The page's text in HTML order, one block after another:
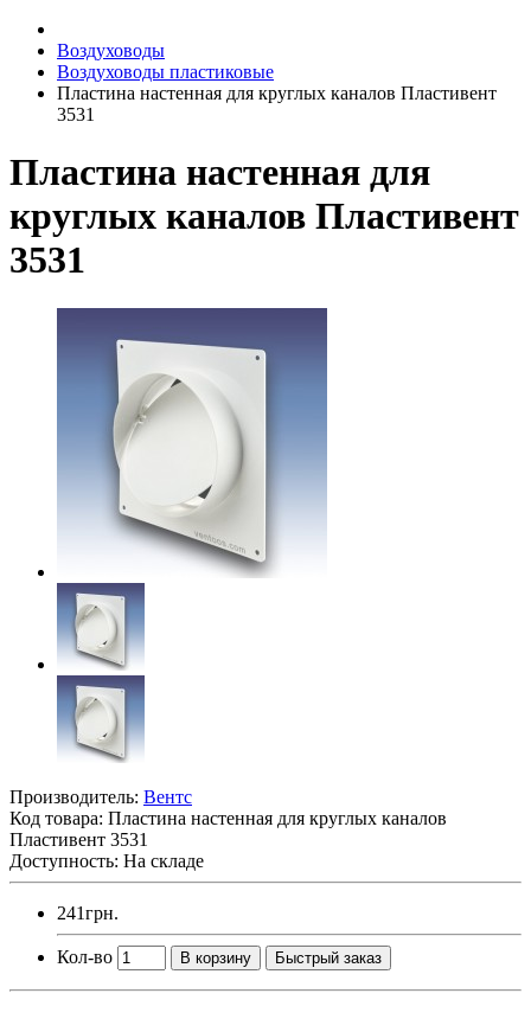
Воздуховоды
Воздуховоды пластиковые
Пластина настенная для круглых каналов Пластивент
3531
Пластина настенная для
круглых каналов Пластивент
3531
Производитель: Вентс
Код товара: Пластина настенная для круглых каналов
Пластивент 3531
Доступность: На складе
241грн.
Кол-во В корзину Быстрый заказ